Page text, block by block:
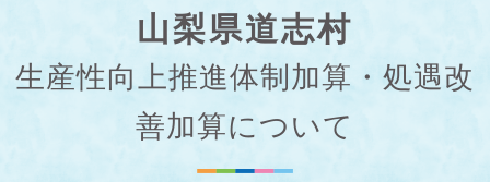
山梨県道志村
生産性向上推進体制加算・処遇改
善加算について